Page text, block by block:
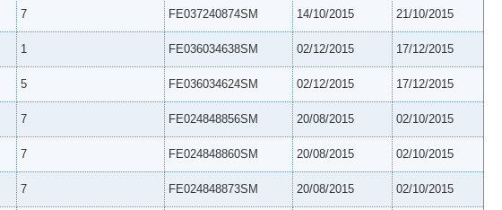
7 FE037240874SM 14/10/2015 21/10/2015
1 FE036034638SM 02/12/2015 17/12/2015
5 FE036034624SM 02/12/2015 17/12/2015
7 FE024848856SM 20/08/2015 02/10/2015
7 FE024848860SM 20/08/2015 02/10/2015
7 FE024848873SM 20/08/2015 02/10/2015